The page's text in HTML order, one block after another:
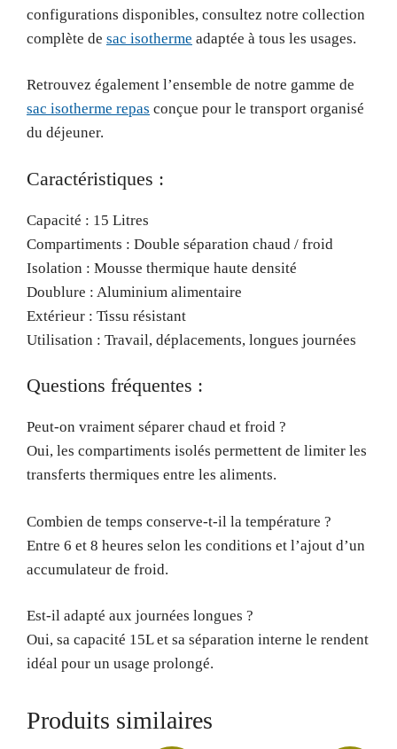
configurations disponibles, consultez notre collection
complète de sac isotherme adaptée à tous les usages.
Retrouvez également l’ensemble de notre gamme de
sac isotherme repas conçue pour le transport organisé
du déjeuner.
Caractéristiques :
Capacité : 15 Litres
Compartiments : Double séparation chaud / froid
Isolation : Mousse thermique haute densité
Doublure : Aluminium alimentaire
Extérieur : Tissu résistant
Utilisation : Travail, déplacements, longues journées
Questions fréquentes :
Peut-on vraiment séparer chaud et froid ?
Oui, les compartiments isolés permettent de limiter les
transferts thermiques entre les aliments.
Combien de temps conserve-t-il la température ?
Entre 6 et 8 heures selon les conditions et l’ajout d’un
accumulateur de froid.
Est-il adapté aux journées longues ?
Oui, sa capacité 15L et sa séparation interne le rendent
idéal pour un usage prolongé.
Produits similaires